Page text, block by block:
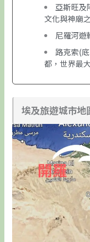
亞斯旺及
文化與神廟
尼羅河遊
路克索(
都，世界最
埃及旅遊城市地